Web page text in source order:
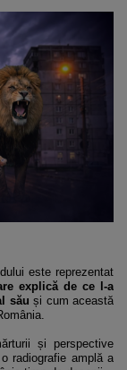
este reprezentat
explică de ce l-a
său și cum această
și perspective
radiografie amplă a